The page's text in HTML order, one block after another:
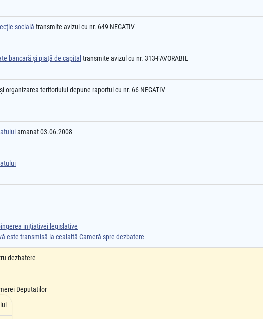
socială transmite avizul cu nr. 649-NEGATIV
bancară şi piaţă de capital transmite avizul cu nr. 313-FAVORABIL
organizarea teritoriului depune raportul cu nr. 66-NEGATIV
amanat 03.06.2008
iniţiativei legislative
este transmisă la cealaltă Cameră spre dezbatere
dezbatere
Deputatilor